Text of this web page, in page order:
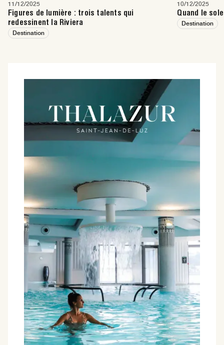
11/12/2025
Figures de lumière : trois talents qui
redessinent la Riviera
Destination
10/12/2025
Quand le
Destination